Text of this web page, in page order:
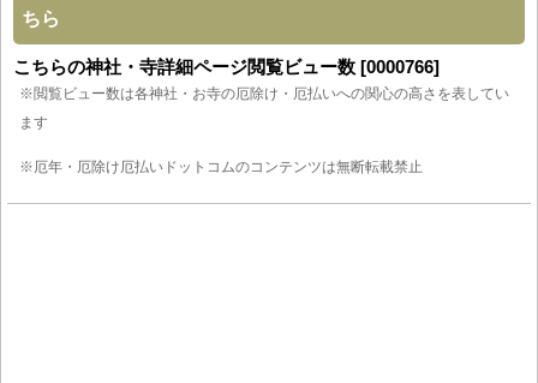
ちら
こちらの神社・寺詳細ページ閲覧ビュー数 [0000766]
※閲覧ビュー数は各神社・お寺の厄除け・厄払いへの関心の高さを表してい
ます
※厄年・厄除け厄払いドットコムのコンテンツは無断転載禁止